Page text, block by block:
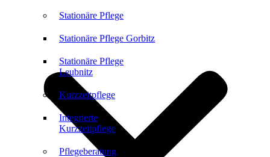
Stationäre Pflege
Stationäre Pflege Gorbitz
Stationäre Pflege
Leubnitz
Kurzzeitpflege
Integrierte
Kurzzeitpflege
Pflegeberatung